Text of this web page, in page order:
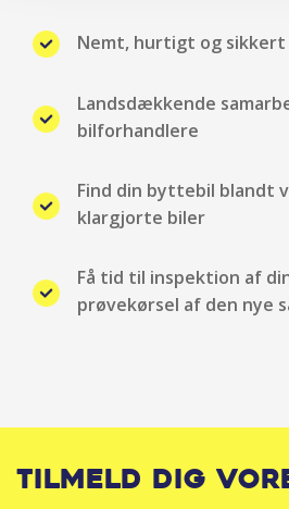
Radio
Sædevarme for
Selealarm
USB-C tilslutning
Nemt, hurtigt og sikkert
Landsdækkende
bilforhandlere
Find din byttebil blandt
klargjorte biler
Få tid til inspektion af
prøvekørsel af den nye
Tilmeld dig